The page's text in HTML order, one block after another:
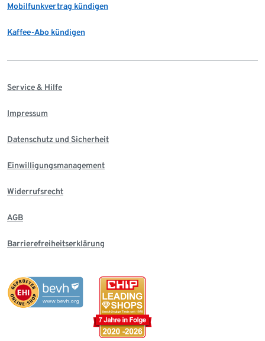
Mobilfunkvertrag kündigen
Kaffee-Abo kündigen
Service & Hilfe
Impressum
Datenschutz und Sicherheit
Einwilligungsmanagement
Widerrufsrecht
AGB
Barrierefreiheitserklärung